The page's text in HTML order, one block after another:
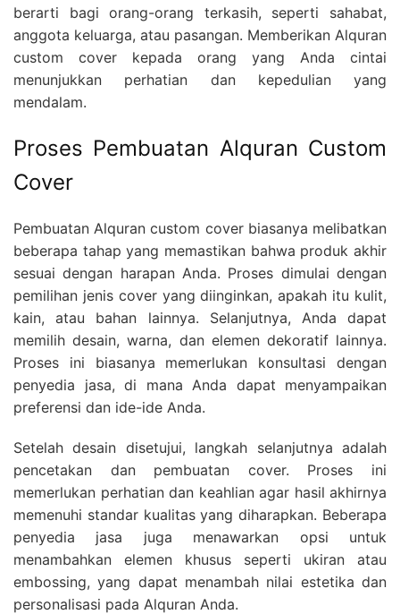
berarti bagi orang-orang terkasih, seperti sahabat,
anggota keluarga, atau pasangan. Memberikan Alquran
custom cover kepada orang yang Anda cintai
menunjukkan perhatian dan kepedulian yang
mendalam.
Proses Pembuatan Alquran Custom
Cover
Pembuatan Alquran custom cover biasanya melibatkan
beberapa tahap yang memastikan bahwa produk akhir
sesuai dengan harapan Anda. Proses dimulai dengan
pemilihan jenis cover yang diinginkan, apakah itu kulit,
kain, atau bahan lainnya. Selanjutnya, Anda dapat
memilih desain, warna, dan elemen dekoratif lainnya.
Proses ini biasanya memerlukan konsultasi dengan
penyedia jasa, di mana Anda dapat menyampaikan
preferensi dan ide-ide Anda.
Setelah desain disetujui, langkah selanjutnya adalah
pencetakan dan pembuatan cover. Proses ini
memerlukan perhatian dan keahlian agar hasil akhirnya
memenuhi standar kualitas yang diharapkan. Beberapa
penyedia jasa juga menawarkan opsi untuk
menambahkan elemen khusus seperti ukiran atau
embossing, yang dapat menambah nilai estetika dan
personalisasi pada Alquran Anda.